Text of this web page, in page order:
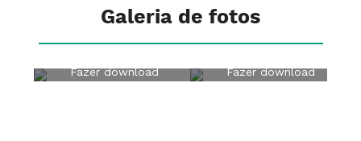
Galeria de fotos
Fazer download Fazer download